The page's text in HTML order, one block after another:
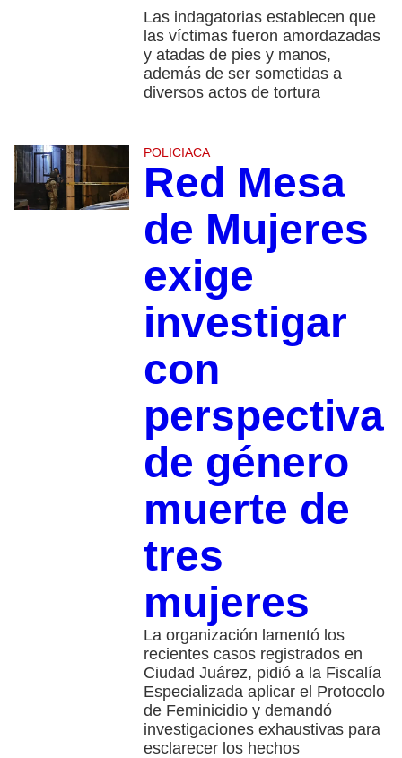
Las indagatorias establecen que
las víctimas fueron amordazadas
y atadas de pies y manos,
además de ser sometidas a
diversos actos de tortura
POLICIACA
Red Mesa
de Mujeres
exige
investigar
con
perspectiva
de género
muerte de
tres
mujeres
La organización lamentó los
recientes casos registrados en
Ciudad Juárez, pidió a la Fiscalía
Especializada aplicar el Protocolo
de Feminicidio y demandó
investigaciones exhaustivas para
esclarecer los hechos